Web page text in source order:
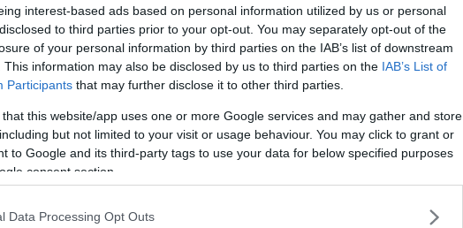
interest-based ads based on personal information utilized by us or personal
to third parties prior to your opt-out. You may separately opt-out of the
of your personal information by third parties on the IAB’s list of downstream
This information may also be disclosed by us to third parties on the IAB’s List of
Participants that may further disclose it to other third parties.
that this website/app uses one or more Google services and may gather and store
but not limited to your visit or usage behaviour. You may click to grant or
to Google and its third-party tags to use your data for below specified purposes
consent section.
Data Processing Opt Outs
scegliere la qualità che preferite)
un piatto più leggero può usare la